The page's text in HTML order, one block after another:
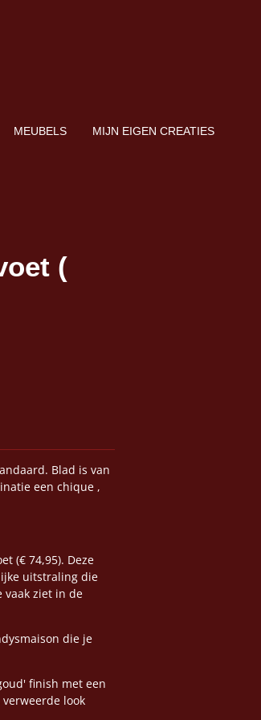
MEUBELS MIJN EIGEN CREATIES
(
Blad is van
een chique ,
(€ 74,95). Deze
uitstraling die
vaak ziet in de
die je
finish met een
look